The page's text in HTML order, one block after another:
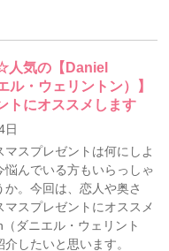
人気の【Daniel
・ウェリントン）】
トにオススメします
日
スプレゼントは何にしよ
悩んでいる方もいらっしゃ
。今回は、恋人や奥さ
マスプレゼントにオススメ
ダニエル・ウェリント
したいと思います。